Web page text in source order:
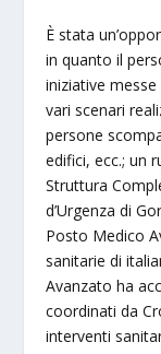
È stata
in quanto il
iniziative
vari scenari
persone
edifici, ecc.; un
Struttura
d’Urgenza di
Posto Medico
sanitarie di
Avanzato ha
coordinati da
interventi